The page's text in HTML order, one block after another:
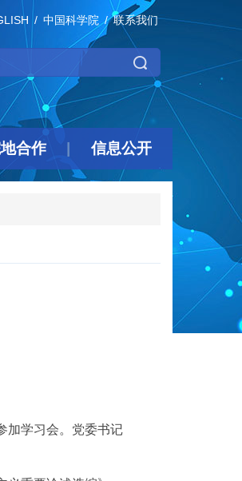
中国科学院 联系我们
合作 信息公开
加学习会。党委书记